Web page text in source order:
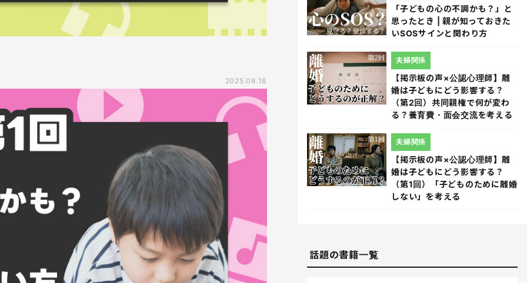
2025.08.18
「子どもの心の不調かも？」と
思ったとき | 親が知っておきた
いSOSサインと関わり方
【掲示板の声×公認心理師】離
婚は子どもにどう影響する？
（第2回）共同親権で何が変わ
る？養育費・面会交流を考える
夫婦関係
【掲示板の声×公認心理師】離
婚は子どもにどう影響する？
（第1回）「子どものために離婚
しない」を考える
夫婦関係
話題の書籍一覧